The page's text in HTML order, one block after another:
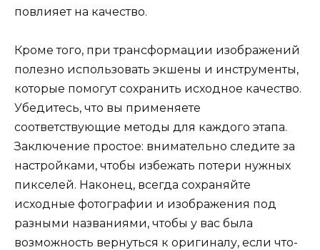
повлияет на качество.
Кроме того, при трансформации изображений
полезно использовать экшены и инструменты,
которые помогут сохранить исходное качество.
Убедитесь, что вы применяете
соответствующие методы для каждого этапа.
Заключение простое: внимательно следите за
настройками, чтобы избежать потери нужных
пикселей. Наконец, всегда сохраняйте
исходные фотографии и изображения под
разными названиями, чтобы у вас была
возможность вернуться к оригиналу, если что-